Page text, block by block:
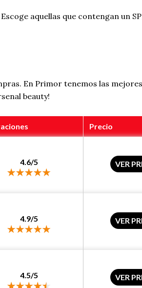
aquellas que contengan un
En Primor tenemos las
beauty!
Precio
4.6/5 VER
4.9/5 VER
4.5/5 VER